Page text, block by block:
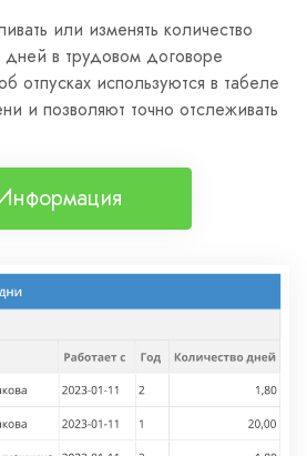
или изменять количество
дней в трудовом договоре
отпусках используются в табеле
и позволяют точно отслеживать